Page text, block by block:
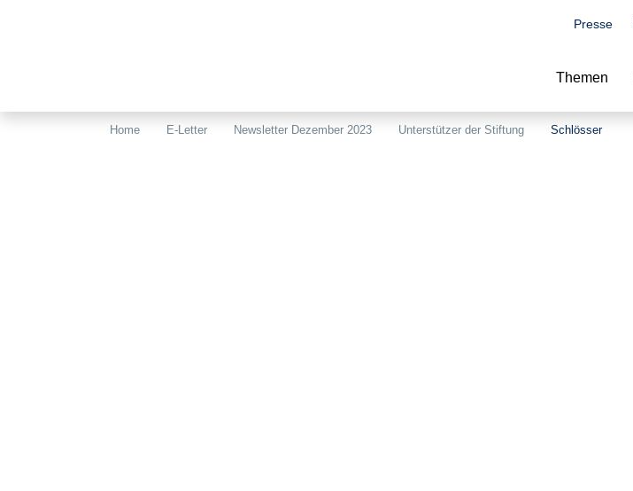
Presse
Themen
Home E-Letter Newsletter Dezember 2023 Unterstützer der Stiftung Schlösser